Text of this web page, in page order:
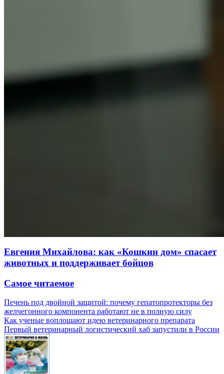
Евгения Михайлова: как «Кошкин дом» спасает
животных и поддерживает бойцов
Самое читаемое
Печень под двойной защитой: почему гепатопротекторы без
желчегонного компонента работают не в полную силу
Как ученые воплощают идею ветеринарного препарата
Первый ветеринарный логистический хаб запустили в России